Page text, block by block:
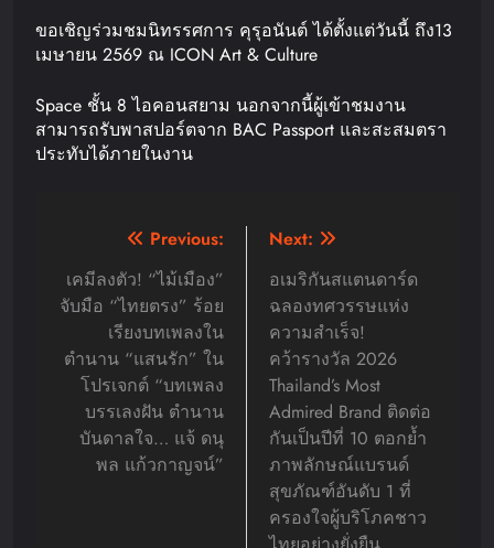
ขอเชิญร่วมชมนิทรรศการ คุรุอนันต์ ได้ตั้งแต่วันนี้ ถึง13
เมษายน 2569 ณ ICON Art & Culture
Space ชั้น 8 ไอคอนสยาม นอกจากนี้ผู้เข้าชมงาน
สามารถรับพาสปอร์ตจาก BAC Passport และสะสมตรา
ประทับได้ภายในงาน
navigation
Previous:
เคมีลงตัว! “ไม้เมือง”
จับมือ “ไทยตรง” ร้อย
เรียงบทเพลงใน
ตำนาน “แสนรัก” ใน
โปรเจกต์ “บทเพลง
บรรเลงฝัน ตำนาน
บันดาลใจ… แจ้ ดนุ
พล แก้วกาญจน์”
Next:
อเมริกันสแตนดาร์ด
ฉลองทศวรรษแห่ง
ความสำเร็จ!
คว้ารางวัล 2026
Thailand’s Most
Admired Brand ติดต่อ
กันเป็นปีที่ 10 ตอกย้ำ
ภาพลักษณ์แบรนด์
สุขภัณฑ์อันดับ 1 ที่
ครองใจผู้บริโภคชาว